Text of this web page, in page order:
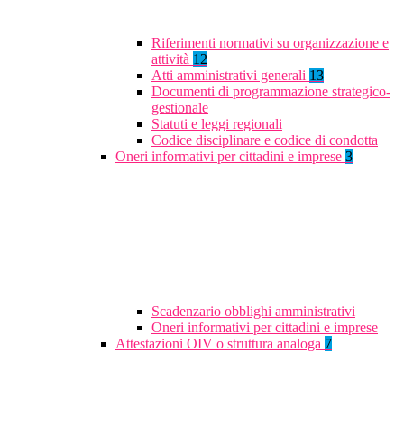
Riferimenti normativi su organizzazione e
attività 12
Atti amministrativi generali 13
Documenti di programmazione strategico-
gestionale
Statuti e leggi regionali
Codice disciplinare e codice di condotta
Oneri informativi per cittadini e imprese 3
Scadenzario obblighi amministrativi
Oneri informativi per cittadini e imprese
Attestazioni OIV o struttura analoga 7